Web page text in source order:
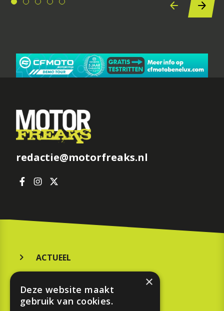
redactie@motorfreaks.nl
ACTUEEL
KOOPGIDS
×
Deze website maakt
gebruik van cookies.